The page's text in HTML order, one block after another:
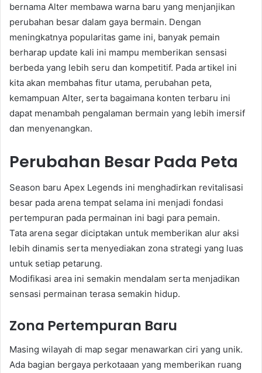
bernama Alter membawa warna baru yang menjanjikan
perubahan besar dalam gaya bermain. Dengan
meningkatnya popularitas game ini, banyak pemain
berharap update kali ini mampu memberikan sensasi
berbeda yang lebih seru dan kompetitif. Pada artikel ini
kita akan membahas fitur utama, perubahan peta,
kemampuan Alter, serta bagaimana konten terbaru ini
dapat menambah pengalaman bermain yang lebih imersif
dan menyenangkan.
Perubahan Besar Pada Peta
Season baru Apex Legends ini menghadirkan revitalisasi
besar pada arena tempat selama ini menjadi fondasi
pertempuran pada permainan ini bagi para pemain.
Tata arena segar diciptakan untuk memberikan alur aksi
lebih dinamis serta menyediakan zona strategi yang luas
untuk setiap petarung.
Modifikasi area ini semakin mendalam serta menjadikan
sensasi permainan terasa semakin hidup.
Zona Pertempuran Baru
Masing wilayah di map segar menawarkan ciri yang unik.
Ada bagian bergaya perkotaaan yang memberikan ruang